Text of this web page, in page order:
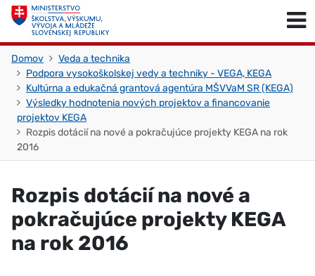
Skočiť na obsah
Domov
Veda a technika
Podpora vysokoškolskej vedy a techniky - VEGA, KEGA
Kultúrna a edukačná grantová agentúra MŠVVaM SR (KEGA)
Výsledky hodnotenia nových projektov a financovanie
projektov KEGA
Rozpis dotácií na nové a pokračujúce projekty KEGA na rok
2016
Rozpis dotácií na nové a
pokračujúce projekty KEGA
na rok 2016
Skočiť na začiatok stránky